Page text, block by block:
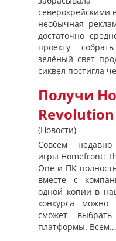
северокрейскими
необычная
достаточно
проекту
зелёный свет
сиквел постигла
Получи
(Новости)
Совсем
игры Homefront:
One и ПК
вместе с
одной копии в
конкурса можно
сможет
платформы. Всем...